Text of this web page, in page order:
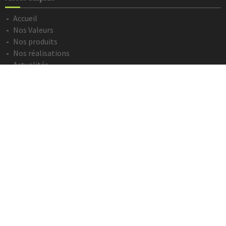
Accueil
Nos Valeurs
Nos produits
Nos réalisations
Actualités